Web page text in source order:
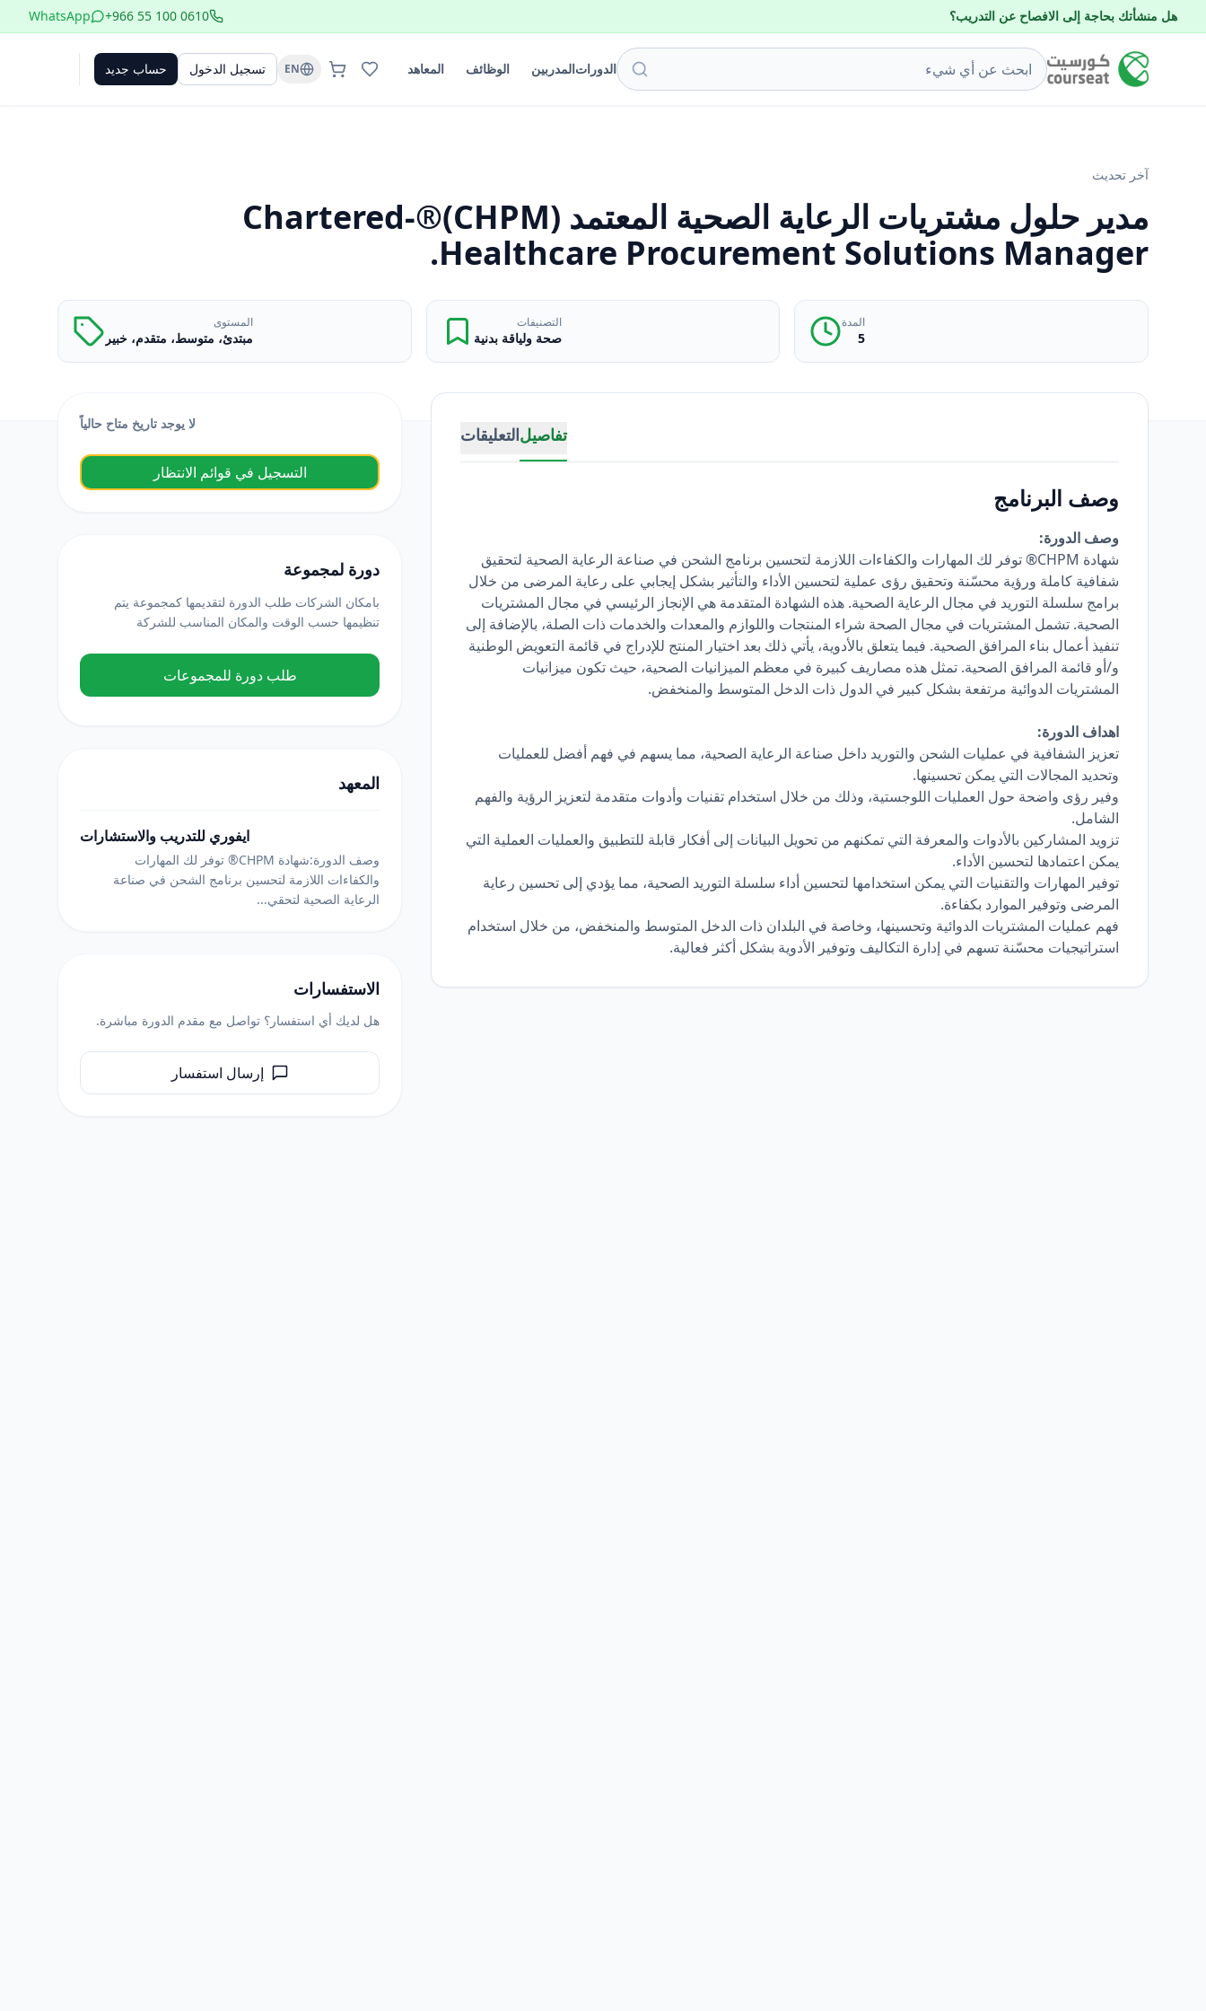
هل منشأتك بحاجة إلى الافصاح عن التدريب؟ +966 55 100 0610
WhatsApp
الدوراتالمدربين الوظائف المعاهد EN تسجيل الدخول حساب جديد
آخر تحديث
مدير حلول مشتريات الرعاية الصحية المعتمد (CHPM)®-Chartered
Healthcare Procurement Solutions Manager.
المدة
5
التصنيفات
صحة ولياقة بدنية
المستوى
مبتدئ، متوسط، متقدم، خبير
تفاصيلالتعليقات
وصف البرنامج
وصف الدورة:
شهادة CHPM® توفر لك المهارات والكفاءات اللازمة لتحسين برنامج الشحن في صناعة الرعاية الصحية لتحقيق
شفافية كاملة ورؤية محسّنة وتحقيق رؤى عملية لتحسين الأداء والتأثير بشكل إيجابي على رعاية المرضى من خلال
برامج سلسلة التوريد في مجال الرعاية الصحية. هذه الشهادة المتقدمة هي الإنجاز الرئيسي في مجال المشتريات
الصحية. تشمل المشتريات في مجال الصحة شراء المنتجات واللوازم والمعدات والخدمات ذات الصلة، بالإضافة إلى
تنفيذ أعمال بناء المرافق الصحية. فيما يتعلق بالأدوية، يأتي ذلك بعد اختيار المنتج للإدراج في قائمة التعويض الوطنية
و/أو قائمة المرافق الصحية. تمثل هذه مصاريف كبيرة في معظم الميزانيات الصحية، حيث تكون ميزانيات
المشتريات الدوائية مرتفعة بشكل كبير في الدول ذات الدخل المتوسط والمنخفض.
اهداف الدورة:
تعزيز الشفافية في عمليات الشحن والتوريد داخل صناعة الرعاية الصحية، مما يسهم في فهم أفضل للعمليات
وتحديد المجالات التي يمكن تحسينها.
وفير رؤى واضحة حول العمليات اللوجستية، وذلك من خلال استخدام تقنيات وأدوات متقدمة لتعزيز الرؤية والفهم
الشامل.
تزويد المشاركين بالأدوات والمعرفة التي تمكنهم من تحويل البيانات إلى أفكار قابلة للتطبيق والعمليات العملية التي
يمكن اعتمادها لتحسين الأداء.
توفير المهارات والتقنيات التي يمكن استخدامها لتحسين أداء سلسلة التوريد الصحية، مما يؤدي إلى تحسين رعاية
المرضى وتوفير الموارد بكفاءة.
فهم عمليات المشتريات الدوائية وتحسينها، وخاصة في البلدان ذات الدخل المتوسط والمنخفض، من خلال استخدام
استراتيجيات محسّنة تسهم في إدارة التكاليف وتوفير الأدوية بشكل أكثر فعالية.
لا يوجد تاريخ متاح حالياً
التسجيل في قوائم الانتظار
دورة لمجموعة
بامكان الشركات طلب الدورة لتقديمها كمجموعة يتم
تنظيمها حسب الوقت والمكان المناسب للشركة
طلب دورة للمجموعات
المعهد
ايفوري للتدريب والاستشارات
وصف الدورة:شهادة CHPM® توفر لك المهارات
والكفاءات اللازمة لتحسين برنامج الشحن في صناعة
الرعاية الصحية لتحقي...
الاستفسارات
هل لديك أي استفسار؟ تواصل مع مقدم الدورة مباشرة.
إرسال استفسار